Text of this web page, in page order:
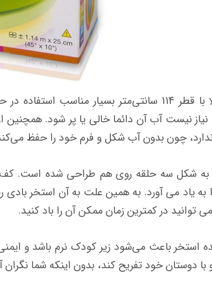
سایز این کالا با قطر 114 سانتی‌متر
نیاز نیست آب آن دائما خالی یا پر شود.
چون بدون آب شکل و فرم خود را حفظ
به شکل سه حلقه روی هم طراحی شده است. کف
به یاد می آورد. به همین علت به آن استخر
توانید در کمترین زمان ممکن آن را باد کنید.
استخر باعث می‌شود زیر کودک نرم باشد و
با دوستان خود تفریح کند، بدون اینکه شما